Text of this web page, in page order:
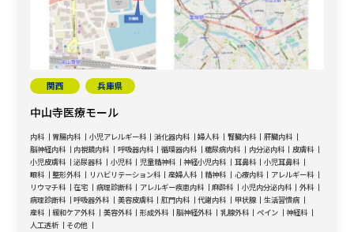
関西 兵庫県
中山寺医療モール
内科 胃腸内科 小児アレルギー科 消化器内科 婦人科 腎臓内科
肝臓内科
脳神経内科
内視鏡内科 呼吸器内科 循環器内科 糖尿病内科 内分泌内科
皮膚科
小児皮膚科
泌尿器科 小児科 児童精神科 神経小児内科 耳鼻科
小児耳鼻科
眼科
整形外科 リハビリテーション科 産婦人科 精神科 心療内科
アレルギー科
リウマチ科
在宅 病理診断科 アレルギー疾患内科 麻酔科 小児内分泌内科
外科
病理診断科
呼吸器外科 美容皮膚科 肛門内科 代謝内科 甲状腺
生活習慣病
産科
緩和ケア外科 美容外科 形成外科 脳神経外科 乳腺外科 ペイン
神経科
人工透析
その他